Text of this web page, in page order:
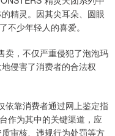
精灵。因其尖耳朵、圆眼
不少年轻人的喜爱。
卖，不仅严重侵犯了泡泡玛
侵害了消费者的合法权
依靠消费者通过网上鉴定指
作为其中的关键渠道，应
审核、违规行为处罚等方